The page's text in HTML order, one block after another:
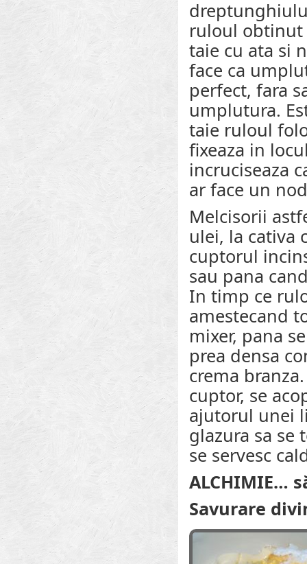
ruloul obtinut
taie cu ata si
face ca
perfect, fara
umplutura.
taie ruloul
fixeaza in
incruciseaza
ar face un
Melcisorii
ulei, la cativa
cuptorul
sau pana
In timp ce
amestecand
mixer, pana
prea densa
crema
cuptor, se
ajutorul unei
glazura sa se
se servesc
ALCHIMIE…
Savurare